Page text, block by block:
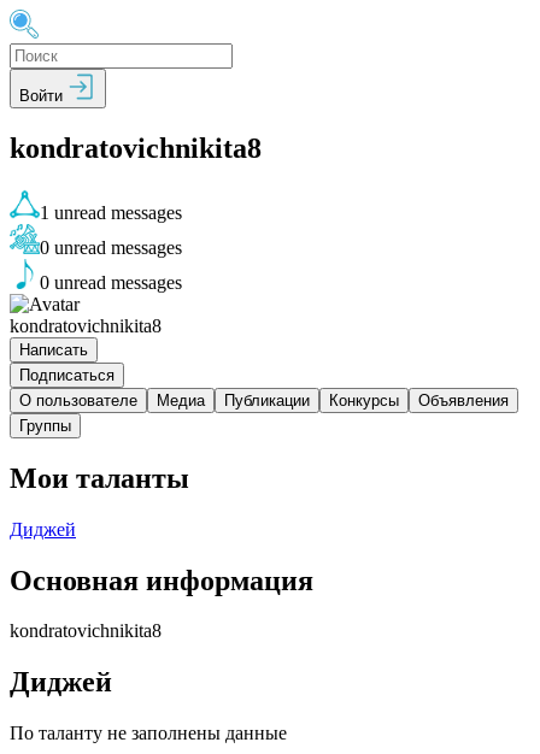
Войти
kondratovichnikita8
1 unread messages
0 unread messages
0 unread messages
kondratovichnikita8
Написать
Подписаться
О пользователе
Медиа Публикации Конкурсы
Объявления
Группы
Мои таланты
Диджей
Основная информация
kondratovichnikita8
Диджей
По таланту не заполнены данные